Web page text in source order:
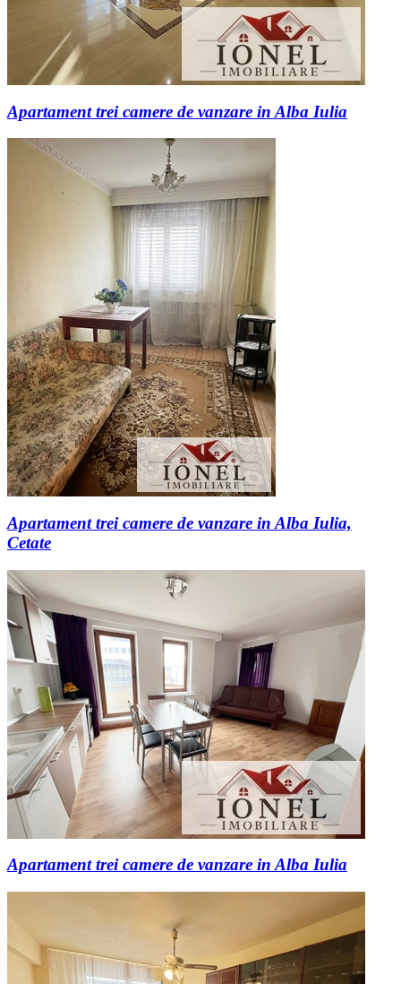
Apartament trei camere de vanzare in Alba Iulia
Apartament trei camere de vanzare in Alba Iulia,
Cetate
Apartament trei camere de vanzare in Alba Iulia